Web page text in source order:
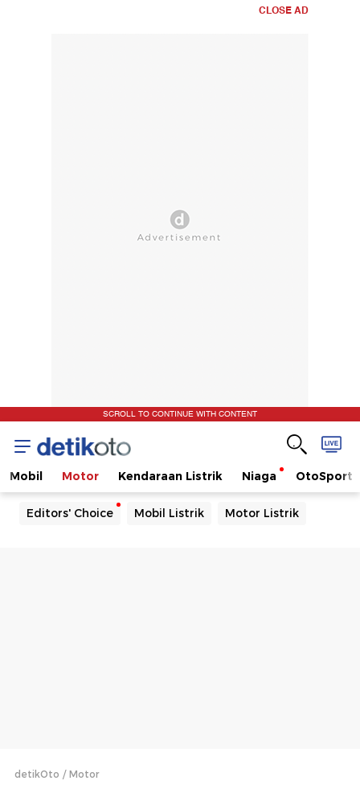
CLOSE AD
SCROLL TO CONTINUE WITH CONTENT
Mobil Motor Kendaraan Listrik Niaga OtoSport
Editors' Choice Mobil Listrik Motor Listrik
detikOto Motor